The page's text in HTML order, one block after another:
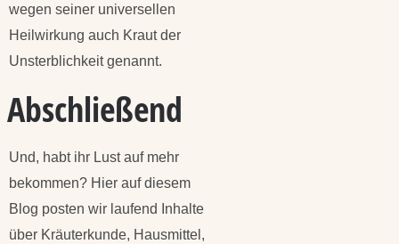
wegen seiner universellen
Heilwirkung auch Kraut der
Unsterblichkeit genannt.
Abschließend
Und, habt ihr Lust auf mehr
bekommen? Hier auf diesem
Blog posten wir laufend Inhalte
über Kräuterkunde, Hausmittel,